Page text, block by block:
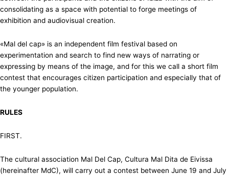
consolidating as a space with potential to forge meetings of
exhibition and audiovisual creation.
«Mal del cap» is an independent film festival based on
experimentation and search to find new ways of narrating or
expressing by means of the image, and for this we call a short film
contest that encourages citizen participation and especially that of
the younger population.
RULES
FIRST.
The cultural association Mal Del Cap, Cultura Mal Dita de Eivissa
(hereinafter MdC), will carry out a contest between June 19 and July